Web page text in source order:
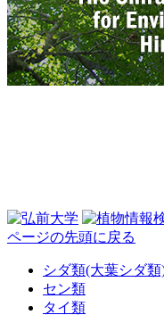
ページの先頭に戻る
シダ類(大葉シダ類
セン類
タイ類